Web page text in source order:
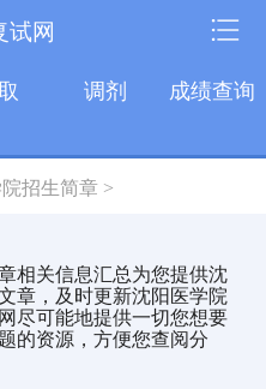
试网
调剂
成绩查询
招生简章>
相关信息汇总为您提供沈
章，及时更新沈阳医学院
尽可能地提供一切您想要
的资源，方便您查阅分